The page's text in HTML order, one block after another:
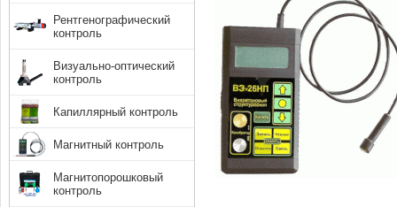
Рентгенографический
контроль
Визуально-оптический
контроль
Капиллярный контроль
Магнитный контроль
Магнитопорошковый
контроль